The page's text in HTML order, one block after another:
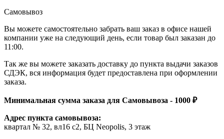
Самовывоз
Вы можете самостоятельно забрать ваш заказ в офисе нашей
компании уже на следующий день, если товар был заказан до
11:00.
Так же вы можете заказать доставку до пункта выдачи заказов
СДЭК, вся информация будет предоставлена при оформлении
заказа.
Минимальная сумма заказа для Самовывоза - 1000 ₽
Адрес пункта самовывоза:
квартал № 32, вл16 с2, БЦ Neopolis, 3 этаж